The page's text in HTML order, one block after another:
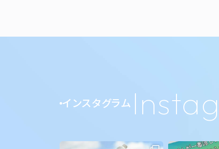
インスタグラム